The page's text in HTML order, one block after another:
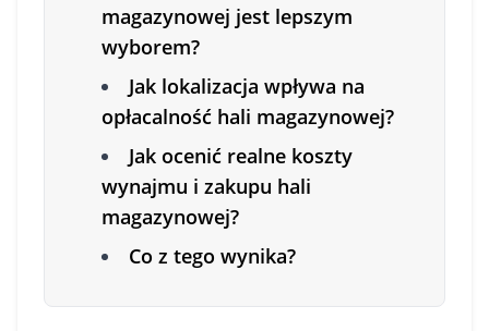
magazynowej jest lepszym
wyborem?
Jak lokalizacja wpływa na
opłacalność hali magazynowej?
Jak ocenić realne koszty
wynajmu i zakupu hali
magazynowej?
Co z tego wynika?